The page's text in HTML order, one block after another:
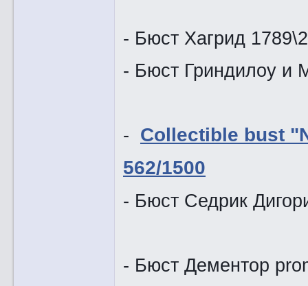
- Бюст Хагрид
- Бюст
- Collectible bust
562/1500
- Бюст
- Бюст Дементор